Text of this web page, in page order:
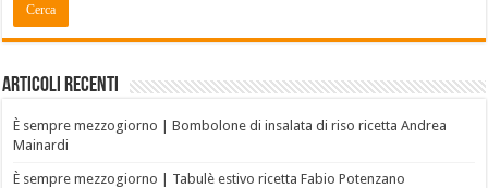
Articoli recenti
È sempre mezzogiorno | Bombolone di insalata di riso ricetta Andrea
Mainardi
È sempre mezzogiorno | Tabulè estivo ricetta Fabio Potenzano